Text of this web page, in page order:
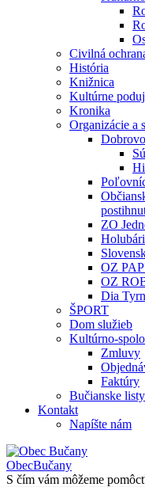
Civilná
História
Knižnica
Kultúrne
Kronika
Organizácie a
ZO
Holubári
OZ
OZ
Dia
ŠPORT
Dom služieb
Kultúrno-
Zmluvy
Faktúry
Bučianske listy
Kontakt
Napíšte nám
ObecBučany
S čím vám môžeme